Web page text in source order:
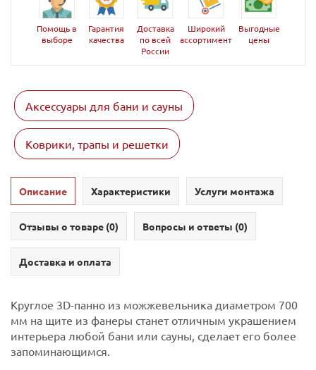
Помощь в
выборе
Гарантия
качества
Доставка
по всей
России
Широкий
ассортимент
Выгодные
цены
Аксессуары для бани и сауны
Коврики, трапы и решетки
Описание Характеристики Услуги монтажа
Отзывы о товаре (0) Вопросы и ответы (0)
Доставка и оплата
Круглое 3D-панно из можжевельника диаметром 700
мм на щите из фанеры станет отличным украшением
интерьера любой бани или сауны, сделает его более
запоминающимся.